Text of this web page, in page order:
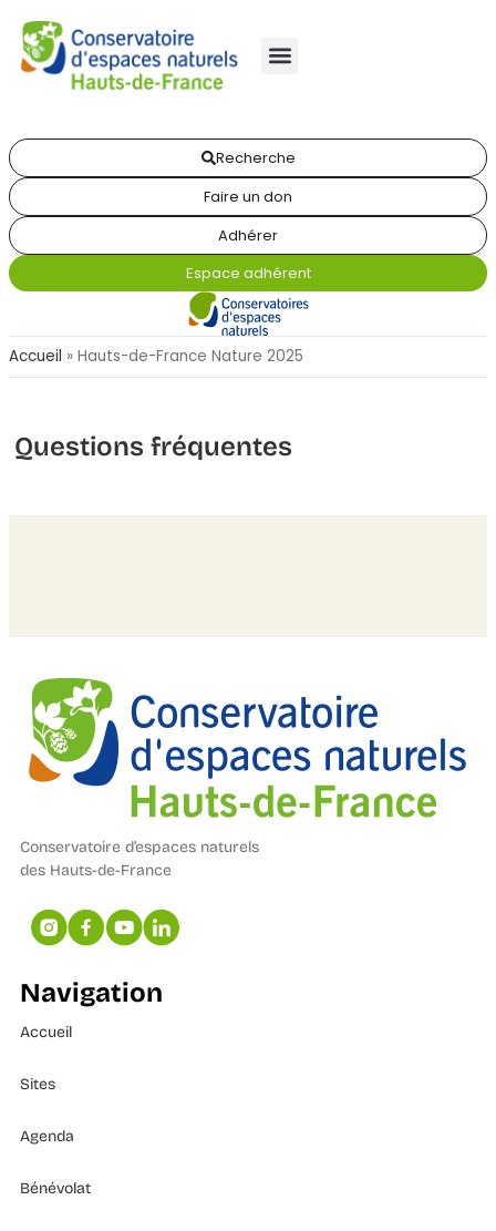
Recherche
Faire un don
Adhérer
Espace adhérent
Accueil » Hauts-de-France Nature 2025
Questions fréquentes
Conservatoire d’espaces naturels
des Hauts-de-France
Navigation
Accueil
Sites
Agenda
Bénévolat